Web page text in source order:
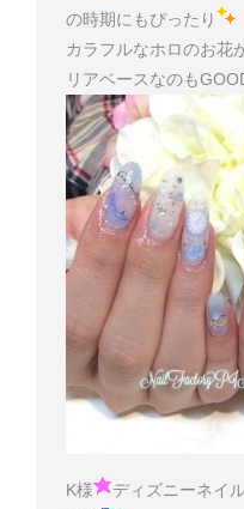
の時期にもぴったり
カラフルなホロのお花
リアベースなのも
K様 ディズニーネイ